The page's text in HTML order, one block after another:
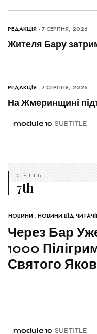
РЕДАКЦІЯ - 7 СЕРПНЯ, 2026
Жителя Бару
РЕДАКЦІЯ - 7 СЕРПНЯ, 2026
На Жмеринщині
module 1c SUBTITLE
СЕРПЕНЬ
7th
НОВИНИ ,НОВИНИ ВІД
Через Бар
1000
Святого
module 1c SUBTITLE